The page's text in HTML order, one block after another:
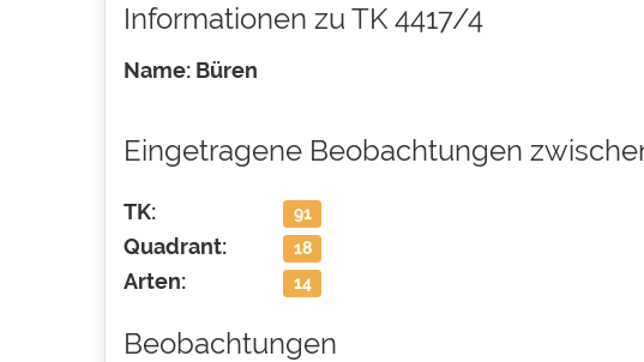
Informationen zu TK 4417/4
Name: Büren
Eingetragene Beobachtungen
TK:
Quadrant:
Arten:
91
18
14
Beobachtungen